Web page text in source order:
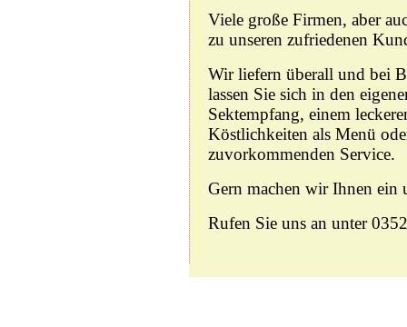
Viele große Firmen, aber
zu unseren zufriedenen
Wir liefern überall und bei
lassen Sie sich in den
Sektempfang, einem
Köstlichkeiten als Menü
zuvorkommenden Service.
Gern machen wir Ihnen ein
Rufen Sie uns an unter